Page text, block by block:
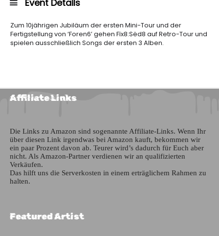
Event Details
Zum 10jährigen Jubiläum der ersten Mini-Tour und der
Fertigstellung von ‘Foren6’ gehen Fïx8:Sëd8 auf Retro-Tour und
spielen ausschließlich Songs der ersten 3 Alben.
Affiliate Links
Die Links zu Amazon sind sogenannte Affiliate-Links. Wenn Ihr
über diesen Link irgendwas bei Amazon kauft, bekommen wir
ein paar Prozent davon ab. Teurer wird’s dadurch für Euch aber
nicht. Als Amazon-Partner verdienen wir an qualifizierten
Verkäufen.
Das hilft uns die Serverkosten in einem erträglichem Rahmen zu
halten.
Featured Artist